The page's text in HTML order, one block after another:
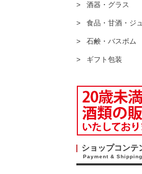
酒器・グラス
食品・甘酒・ジ
石鹸・バスボム
ギフト包装
ショップコンテ
Payment & Shipping